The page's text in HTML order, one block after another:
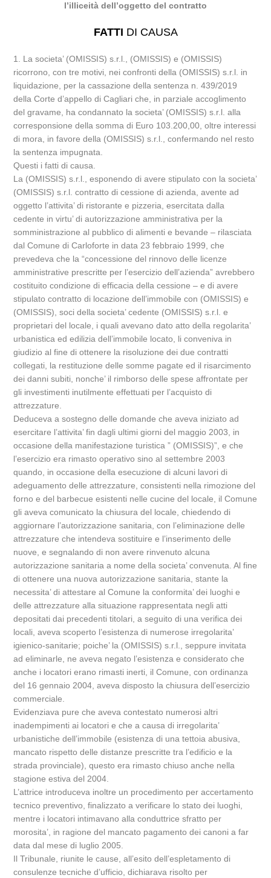
l’illiceità dell’oggetto del contratto
FATTI DI CAUSA
1. La societa’ (OMISSIS) s.r.l., (OMISSIS) e (OMISSIS)
ricorrono, con tre motivi, nei confronti della (OMISSIS) s.r.l. in
liquidazione, per la cassazione della sentenza n. 439/2019
della Corte d’appello di Cagliari che, in parziale accoglimento
del gravame, ha condannato la societa’ (OMISSIS) s.r.l. alla
corresponsione della somma di Euro 103.200,00, oltre interessi
di mora, in favore della (OMISSIS) s.r.l., confermando nel resto
la sentenza impugnata.
Questi i fatti di causa.
La (OMISSIS) s.r.l., esponendo di avere stipulato con la societa’
(OMISSIS) s.r.l. contratto di cessione di azienda, avente ad
oggetto l’attivita’ di ristorante e pizzeria, esercitata dalla
cedente in virtu’ di autorizzazione amministrativa per la
somministrazione al pubblico di alimenti e bevande – rilasciata
dal Comune di Carloforte in data 23 febbraio 1999, che
prevedeva che la “concessione del rinnovo delle licenze
amministrative prescritte per l’esercizio dell’azienda” avrebbero
costituito condizione di efficacia della cessione – e di avere
stipulato contratto di locazione dell’immobile con (OMISSIS) e
(OMISSIS), soci della societa’ cedente (OMISSIS) s.r.l. e
proprietari del locale, i quali avevano dato atto della regolarita’
urbanistica ed edilizia dell’immobile locato, li conveniva in
giudizio al fine di ottenere la risoluzione dei due contratti
collegati, la restituzione delle somme pagate ed il risarcimento
dei danni subiti, nonche’ il rimborso delle spese affrontate per
gli investimenti inutilmente effettuati per l’acquisto di
attrezzature.
Deduceva a sostegno delle domande che aveva iniziato ad
esercitare l’attivita’ fin dagli ultimi giorni del maggio 2003, in
occasione della manifestazione turistica ” (OMISSIS)”, e che
l’esercizio era rimasto operativo sino al settembre 2003
quando, in occasione della esecuzione di alcuni lavori di
adeguamento delle attrezzature, consistenti nella rimozione del
forno e del barbecue esistenti nelle cucine del locale, il Comune
gli aveva comunicato la chiusura del locale, chiedendo di
aggiornare l’autorizzazione sanitaria, con l’eliminazione delle
attrezzature che intendeva sostituire e l’inserimento delle
nuove, e segnalando di non avere rinvenuto alcuna
autorizzazione sanitaria a nome della societa’ convenuta. Al fine
di ottenere una nuova autorizzazione sanitaria, stante la
necessita’ di attestare al Comune la conformita’ dei luoghi e
delle attrezzature alla situazione rappresentata negli atti
depositati dai precedenti titolari, a seguito di una verifica dei
locali, aveva scoperto l’esistenza di numerose irregolarita’
igienico-sanitarie; poiche’ la (OMISSIS) s.r.l., seppure invitata
ad eliminarle, ne aveva negato l’esistenza e considerato che
anche i locatori erano rimasti inerti, il Comune, con ordinanza
del 16 gennaio 2004, aveva disposto la chiusura dell’esercizio
commerciale.
Evidenziava pure che aveva contestato numerosi altri
inadempimenti ai locatori e che a causa di irregolarita’
urbanistiche dell’immobile (esistenza di una tettoia abusiva,
mancato rispetto delle distanze prescritte tra l’edificio e la
strada provinciale), questo era rimasto chiuso anche nella
stagione estiva del 2004.
L’attrice introduceva inoltre un procedimento per accertamento
tecnico preventivo, finalizzato a verificare lo stato dei luoghi,
mentre i locatori intimavano alla conduttrice sfratto per
morosita’, in ragione del mancato pagamento dei canoni a far
data dal mese di luglio 2005.
Il Tribunale, riunite le cause, all’esito dell’espletamento di
consulenze tecniche d’ufficio, dichiarava risolto per